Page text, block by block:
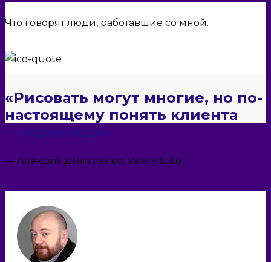
+7 (812) 957-79-48
Что говорят люди, работавшие со мной.
«Рисовать могут многие, но по-
настоящему понять клиента
— единицы»
— Алексей Дмитренко, Valery Elite